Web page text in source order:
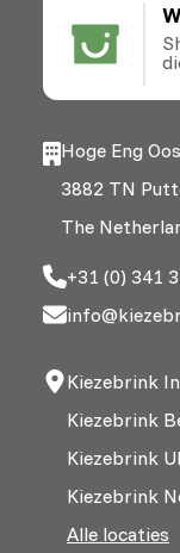
Hoge Eng
3882 TN
The
+31 (0) 341
Kiezebrink
Kiezebrink
Kiezebrink
Kiezebrink
Alle locaties